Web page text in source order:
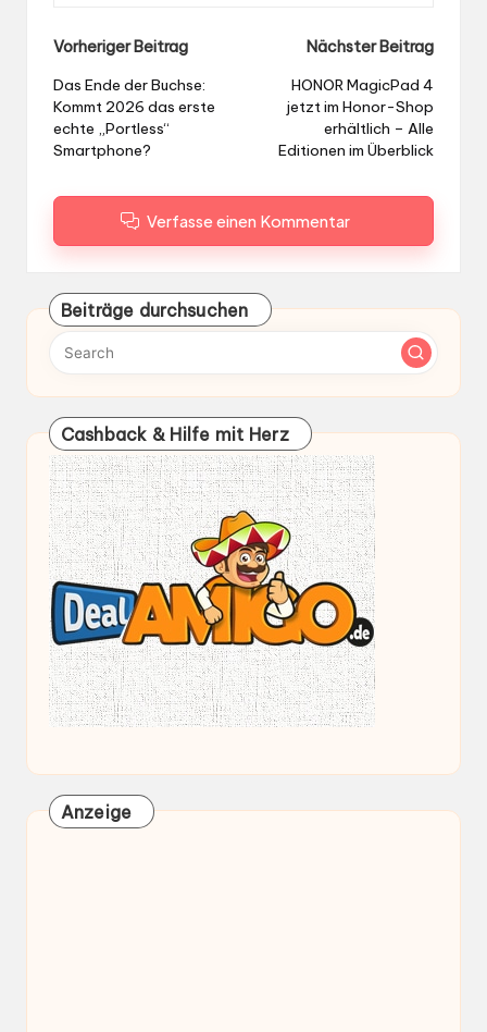
Post
navigation
Vorheriger Beitrag
Das Ende der Buchse:
Kommt 2026 das erste
echte „Portless“
Smartphone?
Nächster Beitrag
HONOR MagicPad 4
jetzt im Honor-Shop
erhältlich – Alle
Editionen im Überblick
Verfasse einen Kommentar
Beiträge durchsuchen
Cashback & Hilfe mit Herz
Anzeige